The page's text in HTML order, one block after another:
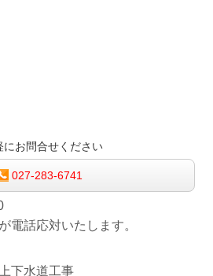
にお問合せください
027-283-6741
電話応対いたします。
下水道工事